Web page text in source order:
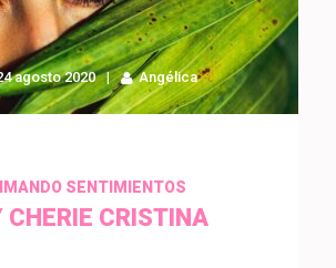
agosto 2020 Angélica
SENTIMIENTOS
CHERIE CRISTINA